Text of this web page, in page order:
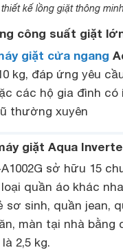
kế lồng giặt thông minh
công suất giặt
giặt cửa ngang
kg, đáp ứng yêu
các hộ gia đình
thường xuyên
giặt Aqua
sở hữu 15
quần áo khác
sinh, quần jean,
màn tại nhà bằng
2,5 kg.